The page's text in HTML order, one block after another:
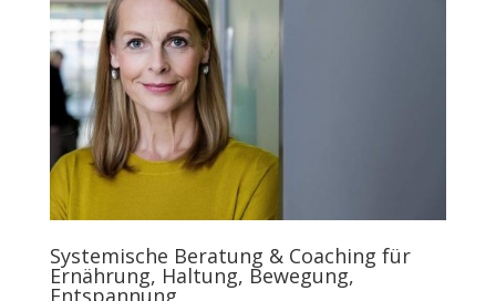
Systemische Beratung & Coaching für
Ernährung, Haltung, Bewegung,
Entspannung